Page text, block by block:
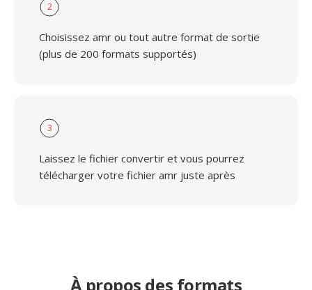
2
Choisissez amr ou tout autre format de sortie
(plus de 200 formats supportés)
3
Laissez le fichier convertir et vous pourrez
télécharger votre fichier amr juste après
À propos des formats